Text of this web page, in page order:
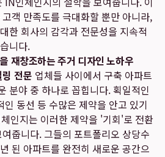
객 만족도를 극대화할 뿐만 아니라,
한 회사의 감각과 전문성을 지속적
니다.
재창조하는 주거 디자인 노하우
전문 업체들 사이에서 구축 아파트
분야 중 하나로 꼽힙니다. 획일적인
동선 등 수많은 제약을 안고 있기
인지는 이러한 제약을 '기회'로 전환
줍니다. 그들의 포트폴리오 상당수
된 아파트를 완전히 새로운 공간으